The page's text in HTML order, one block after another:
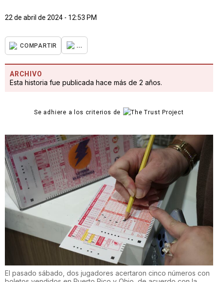
22 de abril de 2024 - 12:53 PM
COMPARTIR ...
ARCHIVO
Esta historia fue publicada hace más de 2 años.
Se adhiere a los criterios de
El pasado sábado, dos jugadores acertaron cinco números con